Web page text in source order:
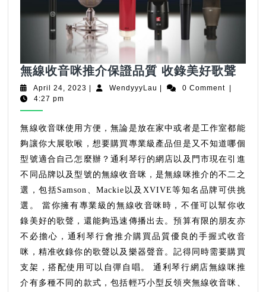
無線收音咪推介保證品質 收錄美好歌聲
咪
推
介
保
證
品
質
收
錄
美
好
歌
April 24, 2023 April
| WendyyyLau WendyyyLau
| 0 Comment |
4:27 pm
無線收音咪使用方便，無論是放在家中或者是工作室都能
夠讓你大展歌喉，想要購買專業級產品但是又不知道哪個
型號適合自己怎麼辦？通利琴行的網店以及門市現在引進
不同品牌以及型號的無線收音咪，是無線咪推介的不二之
選，包括Samson、Mackie以及XVIVE等知名品牌可供挑
選。 當你擁有專業級的無線收音咪時，不僅可以幫你收
錄美好的歌聲，還能夠迅速傳播出去。預算有限的朋友亦
不必擔心，通利琴行會推介購買品質優良的手握式收音
咪，精准收錄你的歌聲以及樂器聲音。記得同時需要購買
支架，搭配使用可以自彈自唱。 通利琴行網店無線咪推
介有多種不同的款式，包括輕巧小型反領夾無線收音咪、